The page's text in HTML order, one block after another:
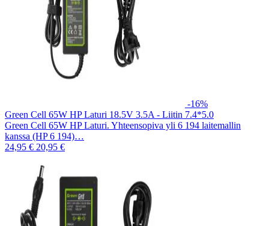
-16%
Green Cell 65W HP Laturi 18.5V 3.5A - Liitin 7.4*5.0
Green Cell 65W HP Laturi. Yhteensopiva yli 6 194 laitemallin
kanssa (HP 6 194)…
24,95 € 20,95 €